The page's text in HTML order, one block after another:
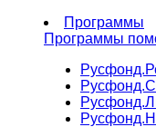
Программы
Программы
Русфонд.
Русфонд.
Русфонд.
Русфонд.